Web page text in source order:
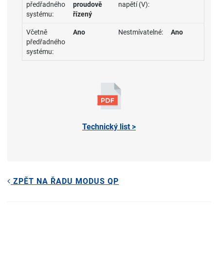
předřadného
systému:
proudově
řízený
napětí (V):
Včetně
předřadného
systému:
Ano Nestmívatelné: Ano
Technický list >
ZPĚT NA ŘADU MODUS QP